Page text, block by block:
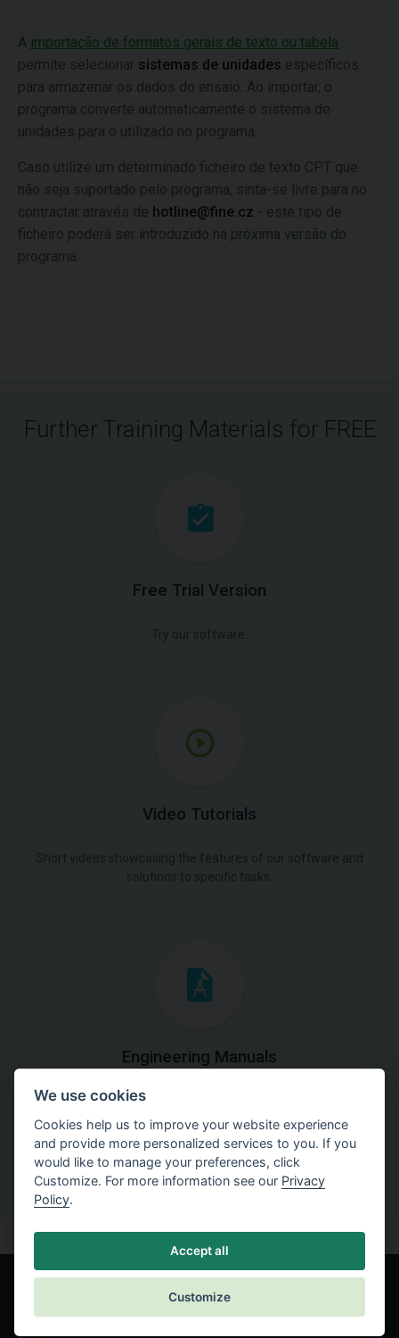
A importação de formatos gerais de texto ou tabela
permite selecionar sistemas de unidades específicos
para armazenar os dados do ensaio. Ao importar, o
programa converte automaticamente o sistema de
unidades para o utilizado no programa.
Caso utilize um determinado ficheiro de texto CPT que
não seja suportado pelo programa, sinta-se livre para no
contractar através de hotline@fine.cz - este tipo de
ficheiro poderá ser introduzido na próxima versão do
programa.
Further Training Materials for FREE
Free Trial Version
Try our software.
Video Tutorials
Short videos showcasing the features of our software and
solutions to specific tasks.
Engineering Manuals
Step by steps guides on how
to solve a specific tasks.
We use cookies
Cookies help us to improve your website experience
and provide more personalized services to you. If you
would like to manage your preferences, click
Customize. For more information see our Privacy
Policy.
Accept all
Customize